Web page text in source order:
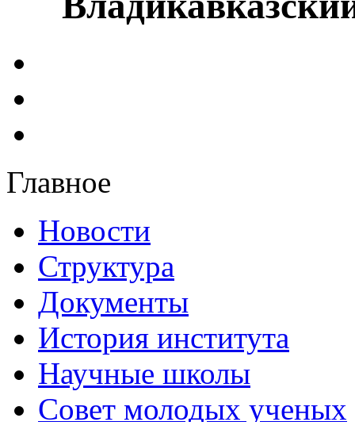
Главное
Новости
Структура
Документы
История института
Научные школы
Совет молодых ученых